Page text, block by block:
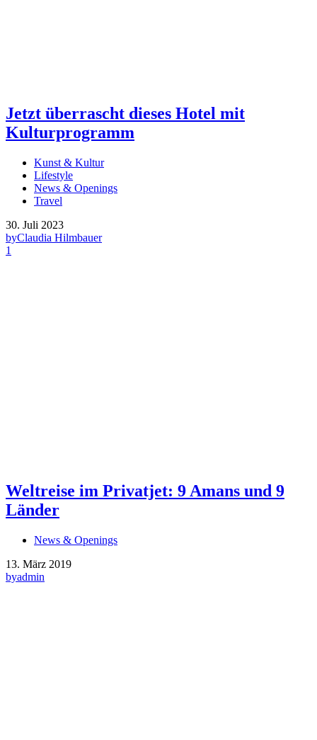
Jetzt überrascht dieses Hotel mit
Kulturprogramm
Kunst & Kultur
Lifestyle
News & Openings
Travel
30. Juli 2023
byClaudia Hilmbauer
1
Weltreise im Privatjet: 9 Amans und 9
Länder
News & Openings
13. März 2019
byadmin